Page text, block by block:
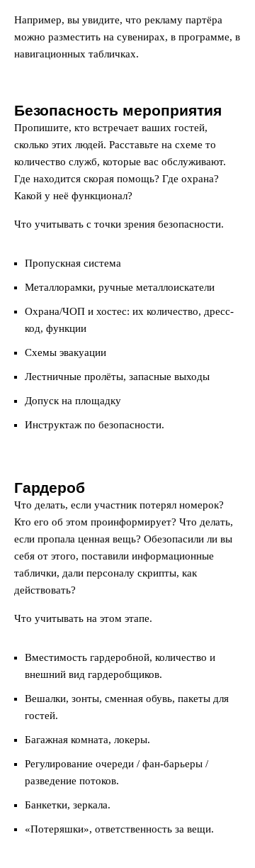
Например, вы увидите, что рекламу партёра
можно разместить на сувенирах, в программе, в
навигационных табличках.
Безопасность мероприятия
Пропишите, кто встречает ваших гостей,
сколько этих людей. Расставьте на схеме то
количество служб, которые вас обслуживают.
Где находится скорая помощь? Где охрана?
Какой у неё функционал?
Что учитывать с точки зрения безопасности.
Пропускная система
Металлорамки, ручные металлоискатели
Охрана/ЧОП и хостес: их количество, дресс-
код, функции
Схемы эвакуации
Лестничные пролёты, запасные выходы
Допуск на площадку
Инструктаж по безопасности.
Гардероб
Что делать, если участник потерял номерок?
Кто его об этом проинформирует? Что делать,
если пропала ценная вещь? Обезопасили ли вы
себя от этого, поставили информационные
таблички, дали персоналу скрипты, как
действовать?
Что учитывать на этом этапе.
Вместимость гардеробной, количество и
внешний вид гардеробщиков.
Вешалки, зонты, сменная обувь, пакеты для
гостей.
Багажная комната, локеры.
Регулирование очереди / фан-барьеры /
разведение потоков.
Банкетки, зеркала.
«Потеряшки», ответственность за вещи.